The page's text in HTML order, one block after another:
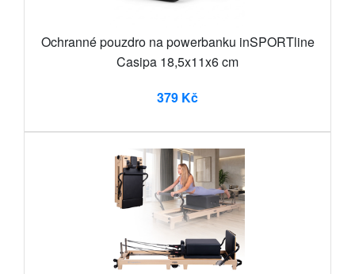
Ochranné pouzdro na powerbanku inSPORTline
Casipa 18,5x11x6 cm
379 Kč